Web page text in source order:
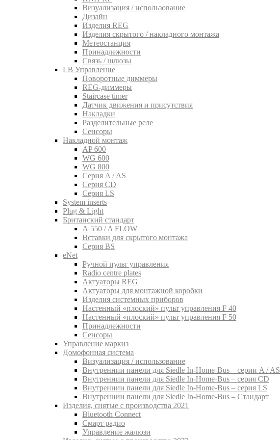
Визуализация / использование
Дизайн
Изделия REG
Изделия скрытого / накладного монтажа
Метеостанция
Принадлежности
Связь / шлюзы
LB Управление
Поворотные диммеры
REG-диммеры
Staircase timer
Датчик движения и присутствия
Накладки
Разделительные реле
Сенсоры
Накладной монтаж
AP 600
WG 600
WG 800
Серия A / AS
Серия CD
Серия LS
System inserts
Plug & Light
Британский стандарт
A 550 / A FLOW
Вставки для скрытого монтажа
Серия BS
eNet
Pучной пульт управления
Radio centre plates
Актуаторы REG
Актуаторы для монтажной коробки
Изделия системных приборов
Настенный «плоский» пульт управления F 40
Настенный «плоский» пульт управления F 50
Принадлежности
Сенсоры
Управление маркиз
Домофонная система
Визуализация / использование
Внутреннии панели для Siedle In-Home-Bus – серии A / AS
Внутреннии панели для Siedle In-Home-Bus – серия CD
Внутреннии панели для Siedle In-Home-Bus – серия LS
Внутреннии панели для Siedle In-Home-Bus – Стандарт
Изделия, снятые с производства 2021
Bluetooth Connect
Смарт радио
Управление жалюзи